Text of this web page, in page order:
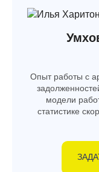
Опыт работы с
модели
статистике